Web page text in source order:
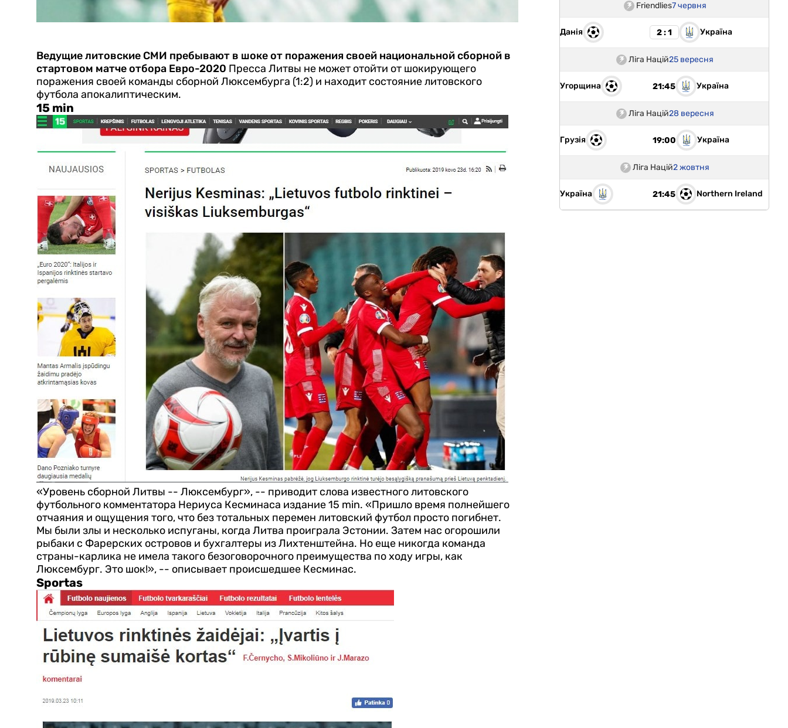
Ведущие литовские СМИ пребывают в шоке от поражения своей национальной сборной в
стартовом матче отбора Евро-2020 Пресса Литвы не может отойти от шокирующего
поражения своей команды сборной Люксембурга (1:2) и находит состояние литовского
футбола апокалиптическим.
15 min
«Уровень сборной Литвы -- Люксембург», -- приводит слова известного литовского
футбольного комментатора Нериуса Кесминаса издание 15 min. «Пришло время полнейшего
отчаяния и ощущения того, что без тотальных перемен литовский футбол просто погибнет.
Мы были злы и несколько испуганы, когда Литва проиграла Эстонии. Затем нас огорошили
рыбаки с Фарерских островов и бухгалтеры из Лихтенштейна. Но еще никогда команда
страны-карлика не имела такого безоговорочного преимущества по ходу игры, как
Люксембург. Это шок!», -- описывает происшедшее Кесминас.
Sportas
Friendlies7 червня
Данія 2 : 1 Україна
Ліга Націй25 вересня
Угорщина 21:45 Україна
Ліга Націй28 вересня
Грузія 19:00 Україна
Ліга Націй2 жовтня
Україна 21:45 Northern Ireland